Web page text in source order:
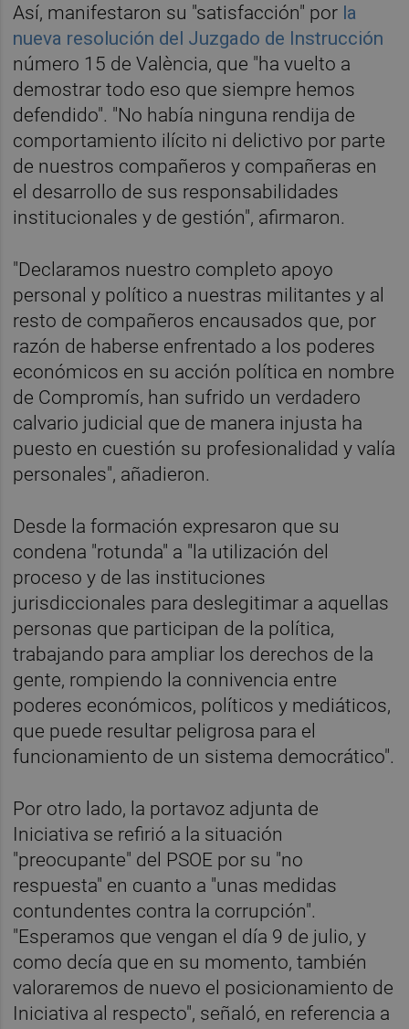
Así, manifestaron su "satisfacción" por la
nueva resolución del Juzgado de Instrucción
número 15 de València, que "ha vuelto a
demostrar todo eso que siempre hemos
defendido". "No había ninguna rendija de
comportamiento ilícito ni delictivo por parte
de nuestros compañeros y compañeras en
el desarrollo de sus responsabilidades
institucionales y de gestión", afirmaron.
"Declaramos nuestro completo apoyo
personal y político a nuestras militantes y al
resto de compañeros encausados que, por
razón de haberse enfrentado a los poderes
económicos en su acción política en nombre
de Compromís, han sufrido un verdadero
calvario judicial que de manera injusta ha
puesto en cuestión su profesionalidad y valía
personales", añadieron.
Desde la formación expresaron que su
condena "rotunda" a "la utilización del
proceso y de las instituciones
jurisdiccionales para deslegitimar a aquellas
personas que participan de la política,
trabajando para ampliar los derechos de la
gente, rompiendo la connivencia entre
poderes económicos, políticos y mediáticos,
que puede resultar peligrosa para el
funcionamiento de un sistema democrático".
Por otro lado, la portavoz adjunta de
Iniciativa se refirió a la situación
"preocupante" del PSOE por su "no
respuesta" en cuanto a "unas medidas
contundentes contra la corrupción".
"Esperamos que vengan el día 9 de julio, y
como decía que en su momento, también
valoraremos de nuevo el posicionamiento de
Iniciativa al respecto", señaló, en referencia a